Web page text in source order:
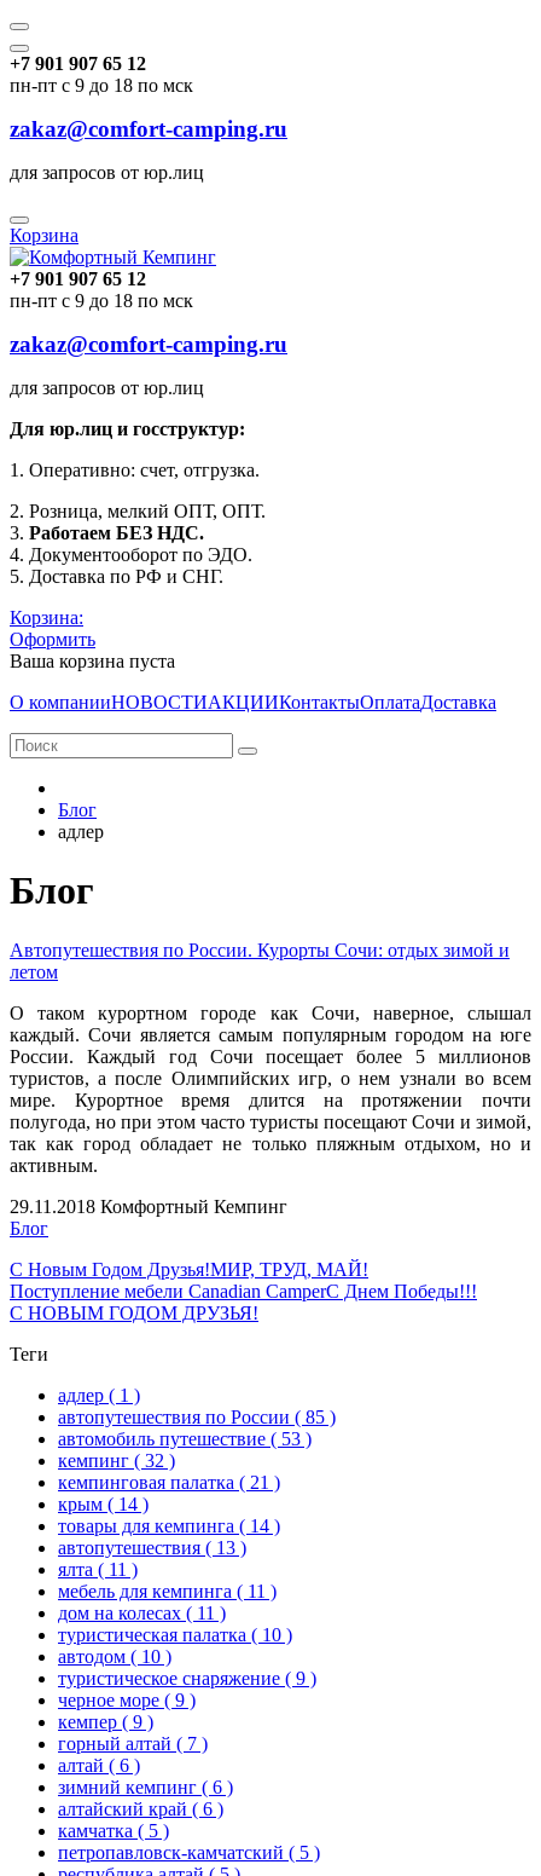
+7 901 907 65 12
пн-пт с 9 до 18 по мск
zakaz@comfort-camping.ru
для запросов от юр.лиц
Корзина
+7 901 907 65 12
пн-пт с 9 до 18 по мск
zakaz@comfort-camping.ru
для запросов от юр.лиц
Для юр.лиц и госструктур:
1. Оперативно: счет, отгрузка.
2. Розница, мелкий ОПТ, ОПТ.
3. Работаем БЕЗ НДС.
4. Документооборот по ЭДО.
5. Доставка по РФ и СНГ.
Корзина:
Оформить
Ваша корзина пуста
О компанииНОВОСТИАКЦИИКонтактыОплатаДоставка
Блог
адлер
Блог
Автопутешествия по России. Курорты Сочи: отдых зимой и
летом
О таком курортном городе как Сочи, наверное, слышал
каждый. Сочи является самым популярным городом на юге
России. Каждый год Сочи посещает более 5 миллионов
туристов, а после Олимпийских игр, о нем узнали во всем
мире. Курортное время длится на протяжении почти
полугода, но при этом часто туристы посещают Сочи и зимой,
так как город обладает не только пляжным отдыхом, но и
активным.
29.11.2018 Комфортный Кемпинг
Блог
С Новым Годом Друзья!МИР, ТРУД, МАЙ!
Поступление мебели Canadian CamperС Днем Победы!!!
С НОВЫМ ГОДОМ ДРУЗЬЯ!
Теги
адлер ( 1 )
автопутешествия по России ( 85 )
автомобиль путешествие ( 53 )
кемпинг ( 32 )
кемпинговая палатка ( 21 )
крым ( 14 )
товары для кемпинга ( 14 )
автопутешествия ( 13 )
ялта ( 11 )
мебель для кемпинга ( 11 )
дом на колесах ( 11 )
туристическая палатка ( 10 )
автодом ( 10 )
туристическое снаряжение ( 9 )
черное море ( 9 )
кемпер ( 9 )
горный алтай ( 7 )
алтай ( 6 )
зимний кемпинг ( 6 )
алтайский край ( 6 )
камчатка ( 5 )
петропавловск-камчатский ( 5 )